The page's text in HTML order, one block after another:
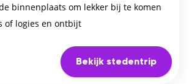
binnenplaats om lekker bij te komen
of logies en ontbijt
Bekijk stedentrip